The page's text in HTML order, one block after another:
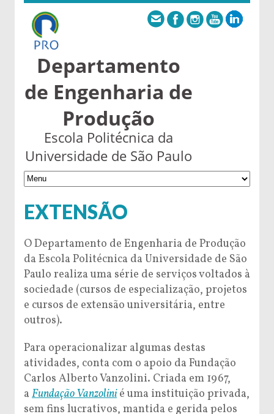
Departamento
de Engenharia de
Produção
Escola Politécnica da
Universidade de São Paulo
EXTENSÃO
O Departamento de Engenharia de Produção
da Escola Politécnica da Universidade de São
Paulo realiza uma série de serviços voltados à
sociedade (cursos de especialização, projetos
e cursos de extensão universitária, entre
outros).
Para operacionalizar algumas destas
atividades, conta com o apoio da Fundação
Carlos Alberto Vanzolini. Criada em 1967,
a Fundação Vanzolinié uma instituição privada,
sem fins lucrativos, mantida e gerida pelos